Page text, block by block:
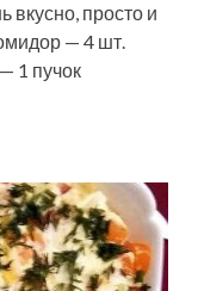
вкусно, просто и
— 4 шт.
1 пучок